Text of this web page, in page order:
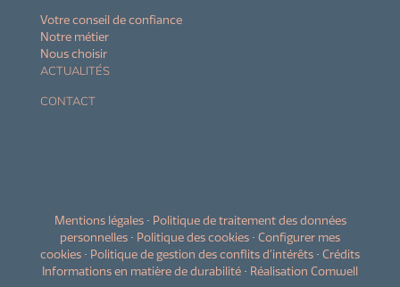
Votre conseil de confiance
Notre métier
Nous choisir
ACTUALITÉS
CONTACT
Mentions légales• Politique de traitement des données
personnelles • Politique des cookies • Configurer mes
cookies • Politique de gestion des conflits d’intérêts • Crédits
Informations en matière de durabilité • Réalisation Comwell